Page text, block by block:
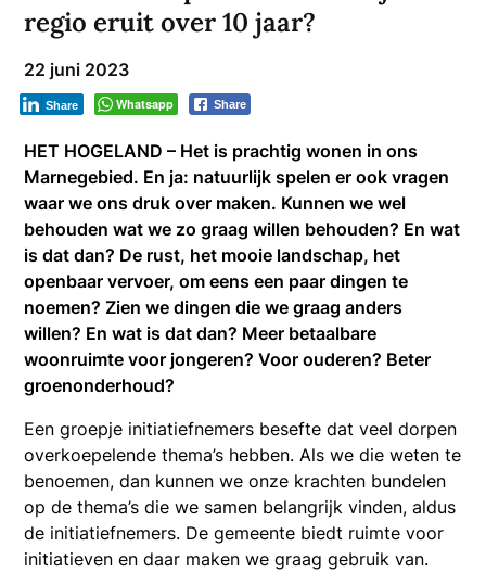
regio eruit over 10 jaar?
22 juni 2023
Whatsapp Share
Share
HET HOGELAND – Het is prachtig wonen in ons
Marnegebied. En ja: natuurlijk spelen er ook vragen
waar we ons druk over maken. Kunnen we wel
behouden wat we zo graag willen behouden? En wat
is dat dan? De rust, het mooie landschap, het
openbaar vervoer, om eens een paar dingen te
noemen? Zien we dingen die we graag anders
willen? En wat is dat dan? Meer betaalbare
woonruimte voor jongeren? Voor ouderen? Beter
groenonderhoud?
Een groepje initiatiefnemers besefte dat veel dorpen
overkoepelende thema’s hebben. Als we die weten te
benoemen, dan kunnen we onze krachten bundelen
op de thema’s die we samen belangrijk vinden, aldus
de initiatiefnemers. De gemeente biedt ruimte voor
initiatieven en daar maken we graag gebruik van.